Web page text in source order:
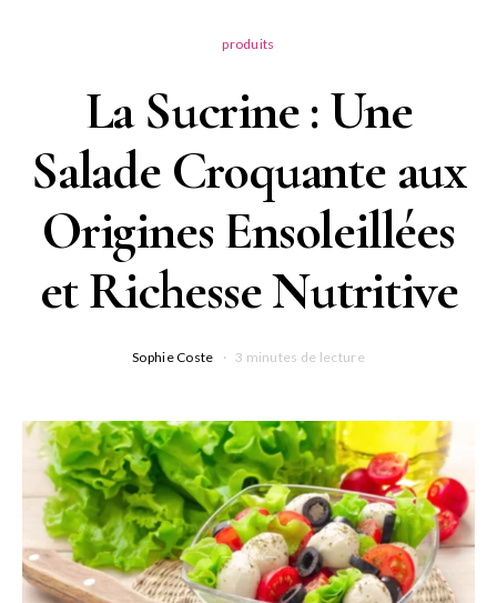
produits
La Sucrine : Une
Salade Croquante aux
Origines Ensoleillées
et Richesse Nutritive
Sophie Coste 3 minutes de lecture